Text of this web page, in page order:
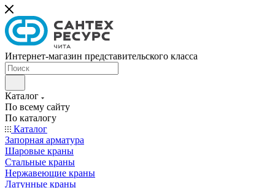
Интернет-магазин представительского класса
Каталог
По всему сайту
По каталогу
Каталог
Запорная арматура
Шаровые краны
Стальные краны
Нержавеющие краны
Латунные краны